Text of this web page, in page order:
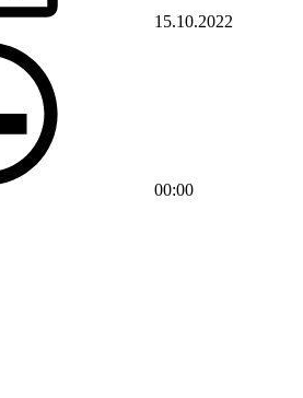
15.10.2022
00:00